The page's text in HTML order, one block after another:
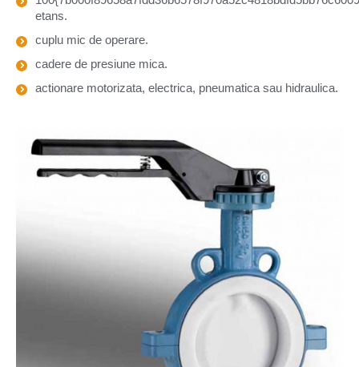
etans.
cuplu mic de operare.
cadere de presiune mica.
actionare motorizata, electrica, pneumatica sau hidraulica.